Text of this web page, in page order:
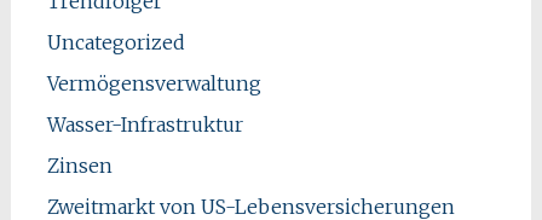
Uncategorized
Vermögensverwaltung
Wasser-Infrastruktur
Zinsen
Zweitmarkt von US-Lebensversicherungen